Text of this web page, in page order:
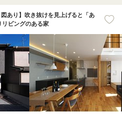
あり】吹き抜けを見上げると「あ
リビングのある家